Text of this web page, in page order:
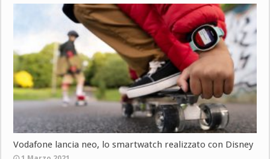
Vodafone lancia neo, lo smartwatch realizzato con Disney